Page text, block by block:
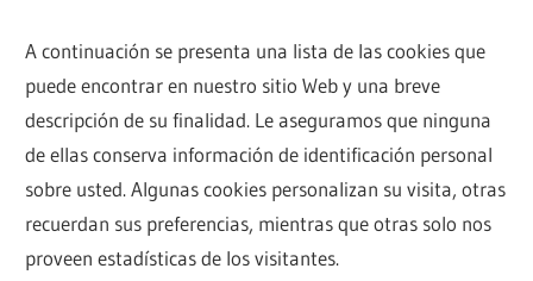
A continuación se presenta una lista de las cookies que
puede encontrar en nuestro sitio Web y una breve
descripción de su finalidad. Le aseguramos que ninguna
de ellas conserva información de identificación personal
sobre usted. Algunas cookies personalizan su visita, otras
recuerdan sus preferencias, mientras que otras solo nos
proveen estadísticas de los visitantes.